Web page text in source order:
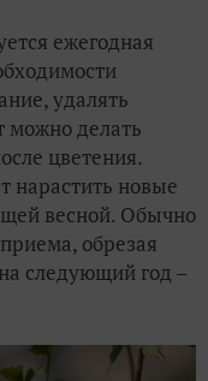
ежегодная
удалять
можно делать
цветения.
нарастить новые
весной. Обычно
обрезая
следующий год –